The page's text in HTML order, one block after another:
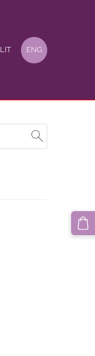
LIT ENG